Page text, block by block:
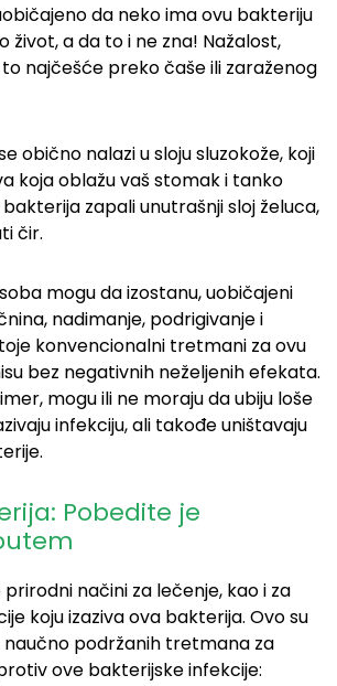
da neko ima ovu bakteriju
život, a da to i ne zna! Nažalost,
najčešće preko čaše ili zaraženog
obično nalazi u sloju sluzokože, koji
koja oblažu vaš stomak i tanko
zapali unutrašnji sloj želuca,
čir.
mogu da izostanu, uobičajeni
nadimanje, podrigivanje i
konvencionalni tretmani za ovu
bez negativnih neželjenih efekata.
mogu ili ne moraju da ubiju loše
infekciju, ali takođe uništavaju
Pobedite je
načini za lečenje, kao i za
koju izaziva ova bakterija. Ovo su
naučno podržanih tretmana za
ove bakterijske infekcije: